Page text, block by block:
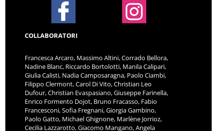
COLLABORATORI
Francesca Arcaro, Massimo Altini, Corrado Bellora,
Nadine Blanc, Riccardo Bortolotti, Manila Calipari,
Giulia Calisti, Nadia Camposaragna, Paolo Ciambi,
Filippo Clermont, Carol Di Vito, Christian Leo
Dufour, Christian Evaspasiano, Giuseppe Farinella,
Enrico Formento Dojot, Bruno Fracasso, Fabio
Francesconi, Sofia Fregnani, Giorgia Gambino,
Paolo Gatto, Michael Ghignone, Marlène Jorrioz,
Cecilia Lazzarotto, Giacomo Mangano, Angela